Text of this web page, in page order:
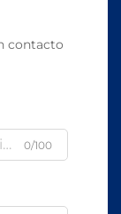
contacto
0/100